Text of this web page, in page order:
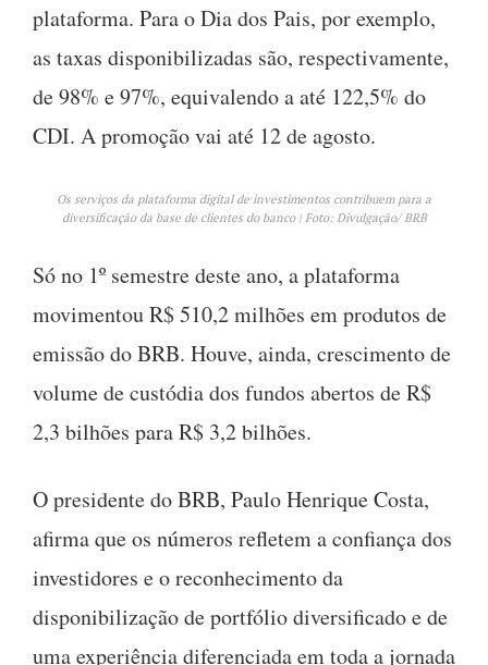
plataforma. Para o Dia dos Pais, por exemplo,
as taxas disponibilizadas são, respectivamente,
de 98% e 97%, equivalendo a até 122,5% do
CDI. A promoção vai até 12 de agosto.
Os serviços da plataforma digital de investimentos contribuem para a
diversificação da base de clientes do banco | Foto: Divulgação/ BRB
Só no 1º semestre deste ano, a plataforma
movimentou R$ 510,2 milhões em produtos de
emissão do BRB. Houve, ainda, crescimento de
volume de custódia dos fundos abertos de R$
2,3 bilhões para R$ 3,2 bilhões.
O presidente do BRB, Paulo Henrique Costa,
afirma que os números refletem a confiança dos
investidores e o reconhecimento da
disponibilização de portfólio diversificado e de
uma experiência diferenciada em toda a jornada